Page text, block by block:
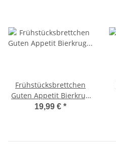
Frühstücksbrettchen
Guten Appetit Bierkrug
personalisiert –
19,99 € *